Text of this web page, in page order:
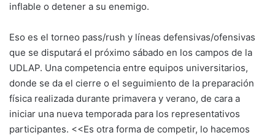
inflable o detener a su enemigo.
Eso es el torneo pass/rush y líneas defensivas/ofensivas
que se disputará el próximo sábado en los campos de la
UDLAP. Una competencia entre equipos universitarios,
donde se da el cierre o el seguimiento de la preparación
física realizada durante primavera y verano, de cara a
iniciar una nueva temporada para los representativos
participantes. <<Es otra forma de competir, lo hacemos